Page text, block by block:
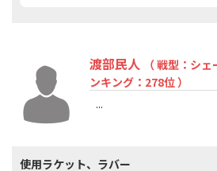
渡部民人
（ 戦型：シ
ンキング：278位 ）
...
使用ラケット、ラバー